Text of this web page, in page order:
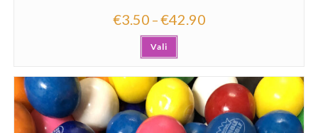
€3.50 –€42.90
Vali